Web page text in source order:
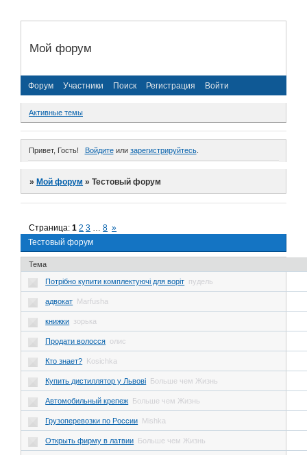
Мой форум
Форум Участники Поиск Регистрация Войти
Активные темы
Привет, Гость! Войдитеили зарегистрируйтесь.
»Мой форум »Тестовый форум
Тестовый форум
Страница:1 2 3 … 8 »
Тема
Потрібно купити комплектуючі для воріт пудель
адвокат Marfusha
книжки зорька
Продати волосся олис
Кто знает? Kosichka
Купить дистиллятор у Львові Больше чем Жизнь
Автомобильный крепеж Больше чем Жизнь
Грузоперевозки по России Mishka
Открыть фирму в латвии Больше чем Жизнь